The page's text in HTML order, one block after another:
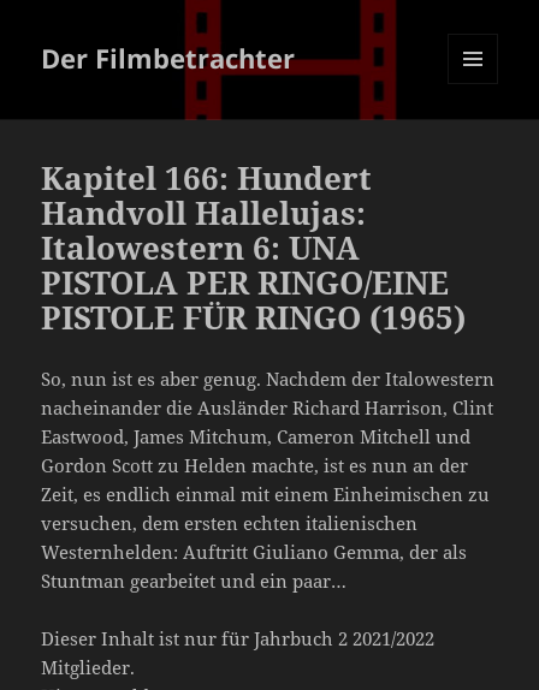
Der Filmbetrachter
Kapitel 166: Hundert
Handvoll Hallelujas:
Italowestern 6: UNA
PISTOLA PER RINGO/EINE
PISTOLE FÜR RINGO (1965)
So, nun ist es aber genug. Nachdem der Italowestern
nacheinander die Ausländer Richard Harrison, Clint
Eastwood, James Mitchum, Cameron Mitchell und
Gordon Scott zu Helden machte, ist es nun an der
Zeit, es endlich einmal mit einem Einheimischen zu
versuchen, dem ersten echten italienischen
Westernhelden: Auftritt Giuliano Gemma, der als
Stuntman gearbeitet und ein paar…
Dieser Inhalt ist nur für Jahrbuch 2 2021/2022
Mitglieder.